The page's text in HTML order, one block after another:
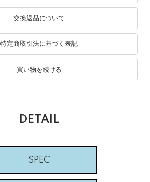
交換返品について
特定商取引法に基づく表記
買い物を続ける
DETAIL
SPEC